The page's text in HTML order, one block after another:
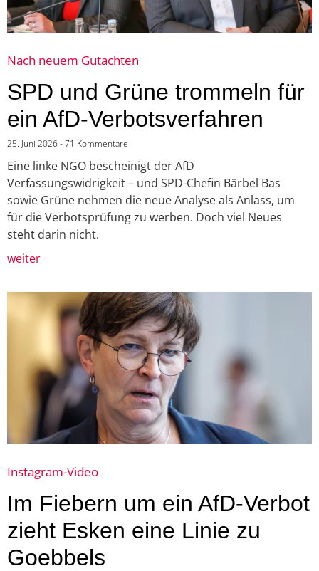
Nach neuem Gutachten
SPD und Grüne trommeln für
ein AfD-Verbotsverfahren
25. Juni 2026 71 Kommentare
Eine linke NGO bescheinigt der AfD
Verfassungswidrigkeit – und SPD-Chefin Bärbel Bas
sowie Grüne nehmen die neue Analyse als Anlass, um
für die Verbotsprüfung zu werben. Doch viel Neues
steht darin nicht.
weiter
Instagram-Video
Im Fiebern um ein AfD-Verbot
zieht Esken eine Linie zu
Goebbels